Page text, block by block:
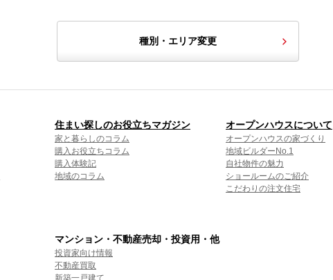
種別・エリア変更
住まい探しのお役立ちマガジン
家と暮らしのコラム
購入お役立ちコラム
購入体験記
地域のコラム
オープンハウスについて
オープンハウスの家づくり
地域ビルダーNo.1
自社物件の魅力
ショールームのご紹介
こだわりの注文住宅
マンション・不動産売却・投資用・他
投資家向け情報
不動産買取
新築一戸建て